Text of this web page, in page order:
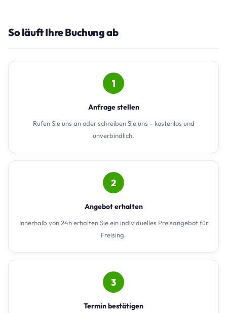
So läuft Ihre Buchung ab
1
Anfrage stellen
Rufen Sie uns an oder schreiben Sie uns – kostenlos und
unverbindlich.
2
Angebot erhalten
Innerhalb von 24h erhalten Sie ein individuelles Preisangebot für
Freising.
3
Termin bestätigen